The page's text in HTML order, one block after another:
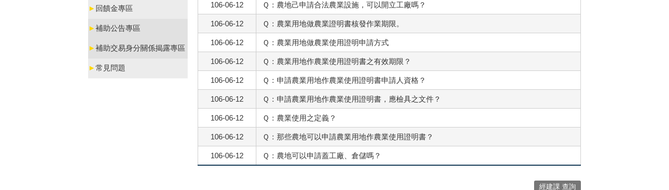
► 回饋金專區
►補助公告專區
►補助交易身分關係揭露專區
►常見問題
106-06-12 Ｑ：農地己申請合法農業設施，可以開立工廠嗎？
106-06-12 Ｑ：農業用地做農業證明書核發作業期限。
106-06-12 Ｑ：農業用地做農業使用證明申請方式
106-06-12 Ｑ：農業用地作農業使用證明書之有效期限？
106-06-12 Ｑ：申請農業用地作農業使用證明書申請人資格？
106-06-12 Ｑ：申請農業用地作農業使用證明書，應檢具之文件？
106-06-12 Ｑ：農業使用之定義？
106-06-12 Ｑ：那些農地可以申請農業用地作農業使用證明書？
106-06-12 Ｑ：農地可以申請蓋工廠、倉儲嗎？
經建課 查詢